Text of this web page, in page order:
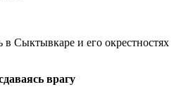
Сыктывкаре и его окрестностях
врагу